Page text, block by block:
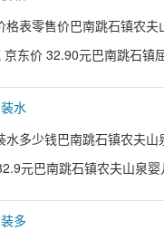
格表零售价巴南跳石镇农
东价 32.90元巴南跳石镇
水
水多少钱巴南跳石镇农夫
元巴南跳石镇农夫山泉婴
多